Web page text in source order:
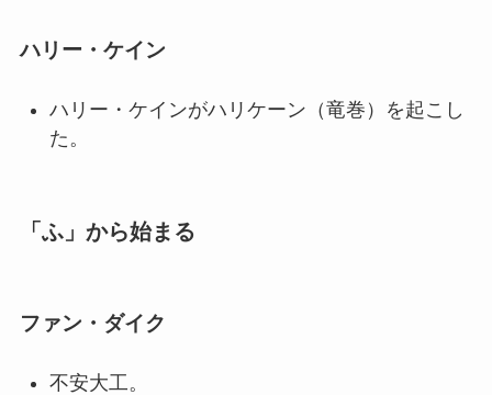
ハリー・ケイン
ハリー・ケインがハリケーン（竜巻）を起こし
た。
「ふ」から始まる
ファン・ダイク
不安大工。